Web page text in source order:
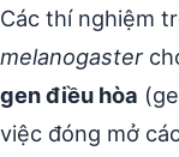
Các thí nghiệm
melanogaster
gen điều hòa
việc đóng mở